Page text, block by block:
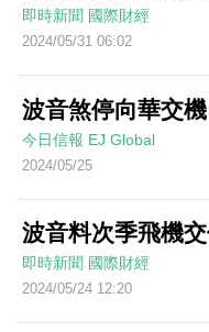
即時新聞 國際財經
2024/05/31 06:02
波音煞停向華交
今日信報 EJ Global
2024/05/25
波音料次季飛機
即時新聞 國際財經
2024/05/24 12:20